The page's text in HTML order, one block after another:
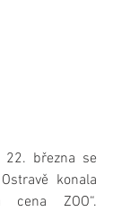
konala
cena ZOO“.